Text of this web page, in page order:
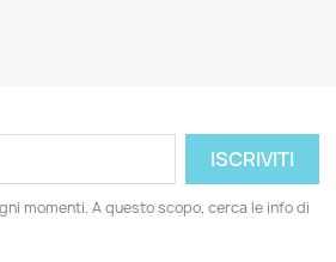
momenti. A questo scopo, cerca le info di